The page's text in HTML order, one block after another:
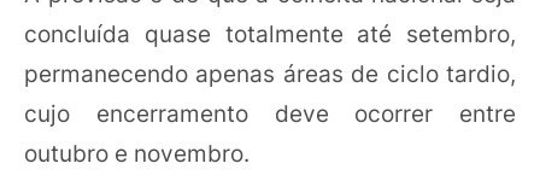
concluída quase totalmente até setembro,
permanecendo apenas áreas de ciclo tardio,
cujo encerramento deve ocorrer entre
outubro e novembro.